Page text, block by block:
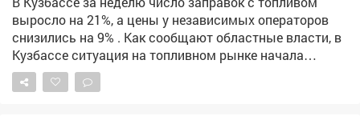
#Безопасность #Эвакуация #ТренировкаМЧС
выросло на 21%, а цены у независимых операторов
снизились на 9% . Как сообщают областные власти, в
Кузбассе ситуация на топливном рынке начала
стабилизироваться. По их данным, за неделю
количество АЗС, на которых есть топливо, выросло на